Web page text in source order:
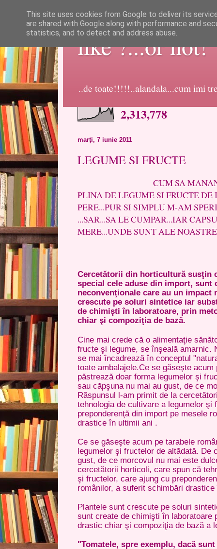
like ?...or not!
..de toate!!!!!..alandala...cum imi
2,313,778
marți, 7 iunie 2011
LEGUME SI FRUCTE
CUM SA MANANCI
PLINA DE LEGUME SI FRUCTE
PERE...PUR SI SIMPLU M-AM
...SAR...SA LE CUMPAR...IAR
MERE...UNDE SUNT ALE NOASTRE
Cercetătorii din horticultură susţin
special cele aduse din import, sunt
neconvenţionale care au un impact
crescute pe soluri sintetice iar
de chimişti în laboratoare, prin
chiar şi compoziţia de bază.
Cine mai crede că o alimentaţie
fructe şi legume, se înşeală amarnic.
se mai încadrează în conceptul
toate ambalajele.Ce se găseşte
păstrează doar forma legumelor şi
sau căpşuna nu mai au gust, de ce
Răspunsul l-am primit de la
tehnologia de cultivare a legumelor şi
preponderenţă din import pe mesele
drastice în ultimii ani .
Ce se găseşte acum pe tarabele
legumelor şi fructelor de altădată. De
gust, de ce morcovul nu mai este
cercetătorii horticoli, care spun că
şi fructelor, care ajung cu
românilor, a suferit schimbări
Plantele sunt crescute pe soluri
sunt create de chimişti în laboratoare
drastic chiar şi compoziţia de bază a
"Tomatele, spre exemplu, dacă
This site uses cookies from Google to deliver its
are shared with Google along with performance and
statistics, and to detect and address abuse.